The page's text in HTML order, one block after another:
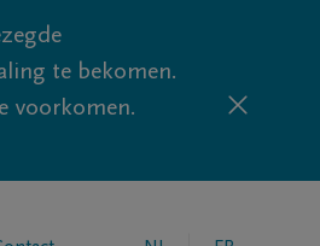
te bekomen.
voorkomen.